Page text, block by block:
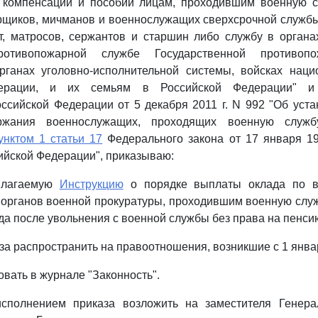
и пособий лицам, проходившим военную
мичманов и военнослужащих сверхсрочной
матросов, сержантов и старшин либо службу в
службе Государственной
уголовно-исполнительной системы, войсках
и их семьям в Российской Федерации"
Федерации от 5 декабря 2011 г. N 992 "Об
военнослужащих, проходящих военную
1 статьи 17 Федерального закона от 17 января
Федерации", приказываю:
Инструкциюо порядке выплаты оклада по
военной прокуратуры, проходившим военную
после увольнения с военной службы без права на
распространить на правоотношения, возникшие с 1
в журнале "Законность".
приказа возложить на заместителя